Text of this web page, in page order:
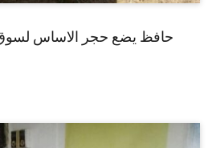
حافظ يضع حجر الاساس لسوق